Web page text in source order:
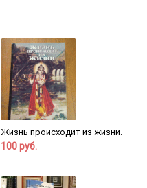
Жизнь происходит из жизни.
100 руб.